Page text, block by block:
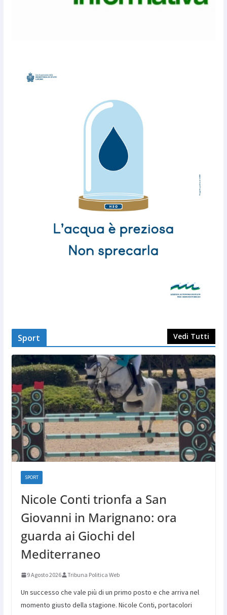
Sport Vedi Tutti
SPORT
Nicole Conti trionfa a San
Giovanni in Marignano: ora
guarda ai Giochi del
Mediterraneo
9 Agosto 2026 Tribuna Politica Web
Un successo che vale più di un primo posto e che arriva nel
momento giusto della stagione. Nicole Conti, portacolori